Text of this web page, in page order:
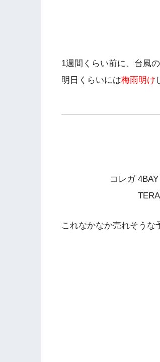
1週間くらい前に、台風
明日くらいには梅雨明け
コレガ
これなかなか売れそうな